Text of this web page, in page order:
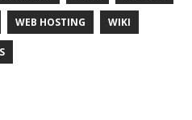
WEB HOSTING WIKI